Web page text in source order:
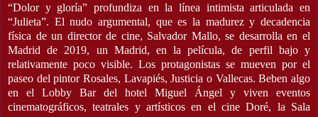
“Dolor y gloría” profundiza en la línea intimista articulada en
“Julieta”. El nudo argumental, que es la madurez y decadencia
física de un director de cine, Salvador Mallo, se desarrolla en el
Madrid de 2019, un Madrid, en la película, de perfil bajo y
relativamente poco visible. Los protagonistas se mueven por el
paseo del pintor Rosales, Lavapiés, Justicia o Vallecas. Beben algo
en el Lobby Bar del hotel Miguel Ángel y viven eventos
cinematográficos, teatrales y artísticos en el cine Doré, la Sala